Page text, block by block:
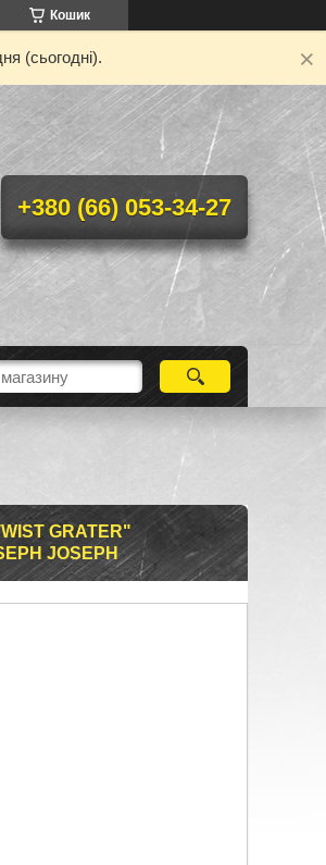
Кошик
(сьогодні).
+380 (66) 053-34-27
GRATER"
JOSEPH